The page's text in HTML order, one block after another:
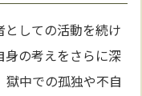
としての活動を続け
身の考えをさらに深
獄中での孤独や不自